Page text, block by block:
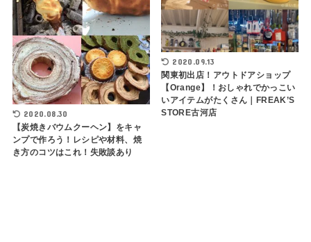
2020.08.30
【炭焼きバウムクーヘン】をキャ
ンプで作ろう！レシピや材料、焼
き方のコツはこれ！失敗談あり
2020.09.13
関東初出店！アウトドアショップ
【Orange】！おしゃれでかっこい
いアイテムがたくさん｜FREAK’S
STORE古河店